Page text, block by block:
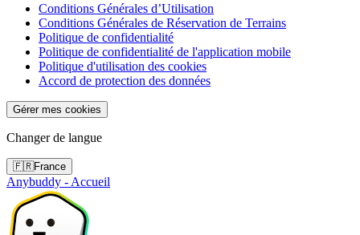
Conditions Générales d’Utilisation
Conditions Générales de Réservation de Terrains
Politique de confidentialité
Politique de confidentialité de l'application mobile
Politique d'utilisation des cookies
Accord de protection des données
Gérer mes cookies
Changer de langue
🇫🇷France
Anybuddy - Accueil